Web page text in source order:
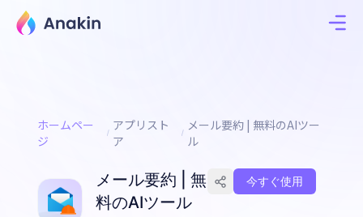
ホームペー
ジ
アプリスト
ア
メール要約 | 無料のAIツー
ル
メール要約 | 無
料のAIツール
今すぐ使用